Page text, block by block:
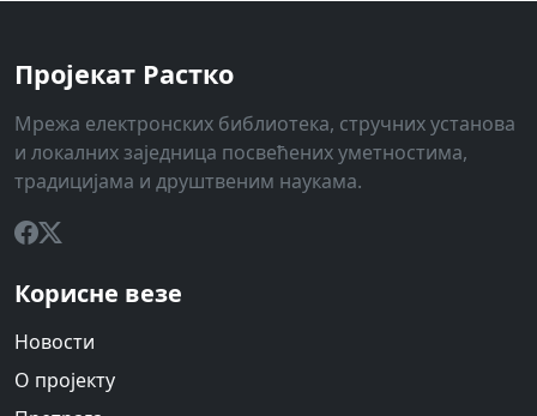
Пројекат Растко
Мрежа електронских библиотека, стручних установа
и локалних заједница посвећених уметностима,
традицијама и друштвеним наукама.
Корисне везе
Новости
О пројекту